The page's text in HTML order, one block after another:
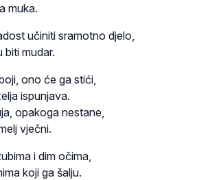
muka.
učiniti sramotno djelo,
mudar.
ono će ga stići,
ispunjava.
opakoga nestane,
vječni.
i dim očima,
koji ga šalju.